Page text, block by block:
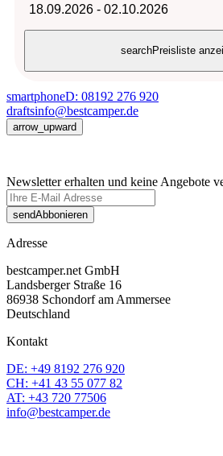
18.09.2026 - 02.10.2026
searchPreisliste
smartphoneD: 08192 276 920
draftsinfo@bestcamper.de
arrow_upward
Newsletter erhalten und keine Angebote
sendAbbonieren
Adresse
bestcamper.net GmbH
Landsberger Straße 16
86938 Schondorf am Ammersee
Deutschland
Kontakt
DE: +49 8192 276 920
CH: +41 43 55 077 82
AT: +43 720 77506
info@bestcamper.de